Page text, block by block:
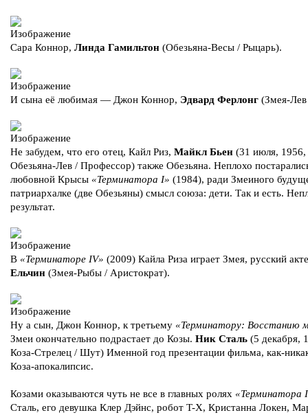
Сара Коннор, Линда Гамильтон (Обезьяна-Весы / Рыцарь).
И сына её любимая — Джон Коннор, Эдвард Ферлонг (Змея-
Не забудем, что его отец, Кайл Риз, Майкл Бьен (31 июля,
Обезьяна-Лев / Профессор) также Обезьяна. Неплохо
любовной Крысы «Терминатора I» (1984), ради Змеиного
патриархалке (две Обезьяны) смысл союза: дети. Так и есть.
результат.
В «Терминаторе IV» (2009) Кайла Риза играет Змея, русский
Ельчин (Змея-Рыбы / Аристократ).
Ну а сын, Джон Коннор, к третьему «Терминатору: Восстанию
Змеи окончательно подрастает до Козы. Ник Сталь (5 декабря,
Коза-Стрелец / Шут) Именной год презентации фильма, как-
Коза-апокалипсис.
Козами оказываются чуть не все в главных ролях «Терминатора
Сталь, его девушка Клер Дэйнс, робот T-X, Кристанна Локен,